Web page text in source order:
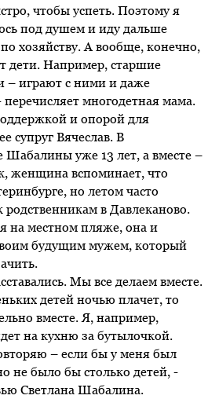
чтобы успеть. Поэтому я
под душем и иду дальше
хозяйству. А вообще, конечно,
дети. Например, старшие
– играют с ними и даже
многодетная мама.
и опорой для
супруг Вячеслав. В
уже 13 лет, а вместе –
женщина вспоминает, что
но летом часто
родственникам в Давлеканово.
на местном пляже, она и
будущим мужем, который
Мы все делаем вместе.
детей ночью плачет, то
вместе. Я, например,
на кухню за бутылочкой.
– если бы у меня был
не было бы столько детей, -
Светлана Шабалина.